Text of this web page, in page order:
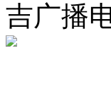
吉广播